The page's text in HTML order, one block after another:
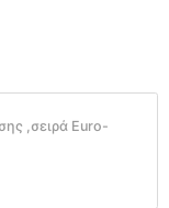
,σειρά Euro-